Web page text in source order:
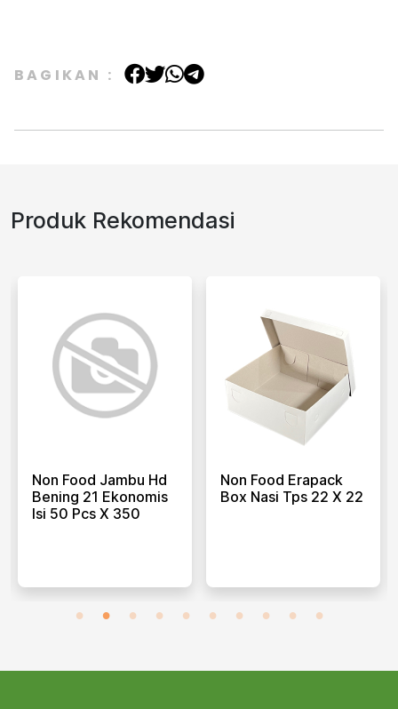
BAGIKAN :
Produk Rekomendasi
Non Food Jambu Hd
Bening 21 Ekonomis
Isi 50 Pcs X 350
Non Food Erapack
Box Nasi Tps 22 X 22